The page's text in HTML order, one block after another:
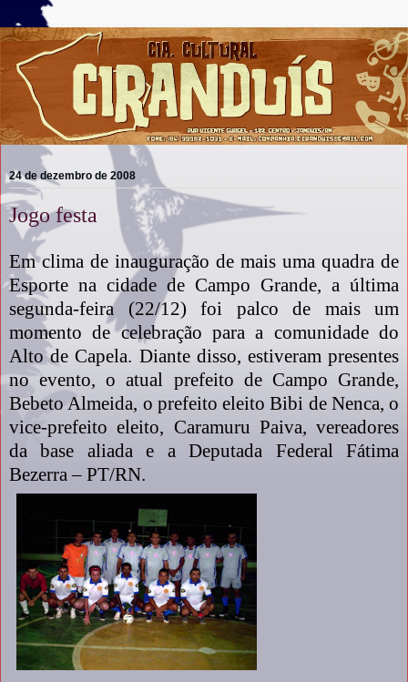
24 de dezembro de 2008
Jogo festa
Em clima de inauguração de mais uma quadra de
Esporte na cidade de Campo Grande, a última
segunda-feira (22/12) foi palco de mais um
momento de celebração para a comunidade do
Alto de Capela. Diante disso, estiveram presentes
no evento, o atual prefeito de Campo Grande,
Bebeto Almeida, o prefeito eleito Bibi de Nenca, o
vice-prefeito eleito, Caramuru Paiva, vereadores
da base aliada e a Deputada Federal Fátima
Bezerra – PT/RN.